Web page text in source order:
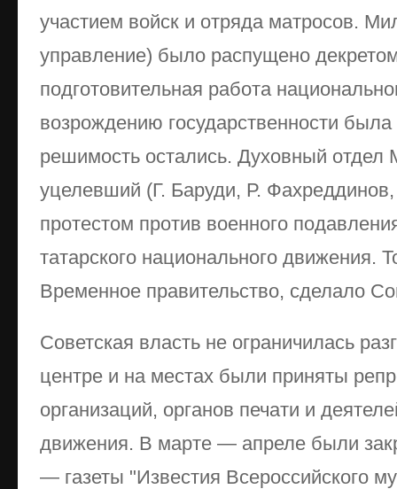
участием войск и отряда матросов.
управление) было распущено
подготовительная работа
возрождению государственности
решимость остались. Духовный
уцелевший (Г. Баруди, Р.
протестом против военного
татарского национального движения.
Временное правительство, сделало
Советская власть не ограничилась
центре и на местах были приняты
организаций, органов печати и
движения. В марте — апреле были
— газеты "Известия Всероссийского